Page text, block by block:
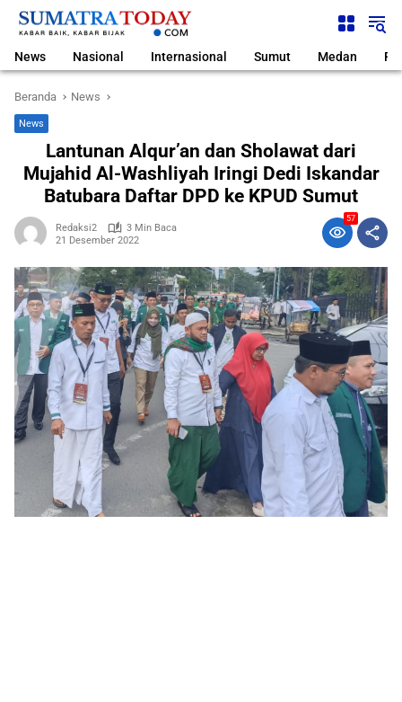
Langsung
News Nasional Internasional Sumut Medan
Beranda News
News
Lantunan Alqur’an dan Sholawat dari
Mujahid Al-Washliyah Iringi Dedi Iskandar
Batubara Daftar DPD ke KPUD Sumut
Redaksi2
3 Min Baca
21 Desember 2022
57